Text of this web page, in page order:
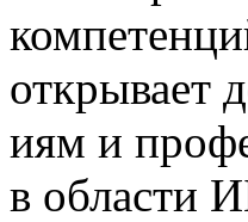
открывает
иям и
в области